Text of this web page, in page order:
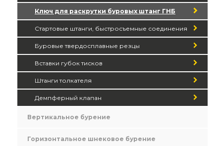
Ключ для раскрутки буровых штанг ГНБ
Стартовые штанги, быстросъемные соединения
Буровые твердосплавные резцы
Вставки губок тисков
Штанги толкателя
Демпферный клапан
Вертикальное бурение
Горизонтальное шнековое бурение